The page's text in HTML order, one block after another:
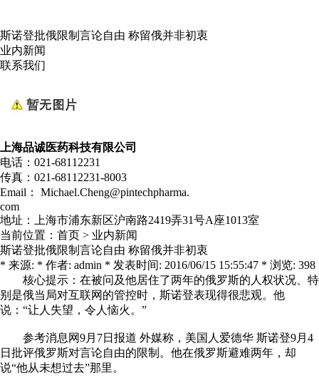
斯诺登批俄限制言论自由 称留俄并非初衷
业内新闻
联系我们
上海品诚医药科技有限公司
电话：021-68112231
传真：021-68112231-8003
Email： Michael.Cheng@pintechpharma.
com
地址：上海市浦东新区沪南路2419弄31号A座1013室
当前位置： 首页 > 业内新闻
斯诺登批俄限制言论自由 称留俄并非初衷
* 来源: * 作者: admin * 发表时间: 2016/06/15 15:55:47 * 浏览: 398
核心提示：在被问及他居住了两年的俄罗斯的人权状况、特
别是俄当局对互联网的管控时，斯诺登表现得很悲观。他
说：“让人失望，令人恼火。”
参考消息网9月7日报道 外媒称，美国人爱德华 斯诺登9月4
日批评俄罗斯对言论自由的限制。他在俄罗斯避难两年，却
说“他从未想过去”那里。